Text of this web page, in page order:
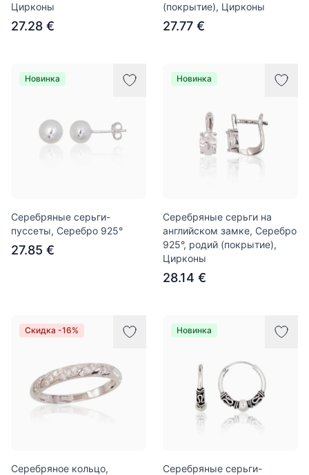
Цирконы
27.28 €
(покрытие), Цирконы
27.77 €
Новинка
Серебряные серьги-
пуссеты, Серебро 925°
27.85 €
Новинка
Серебряные серьги на
английском замке, Серебро
925°, родий (покрытие),
Цирконы
28.14 €
Скидка -16%
Серебряное кольцо,
Новинка
Серебряные серьги-